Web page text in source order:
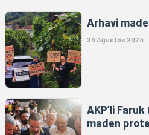
Arhavi
24 Ağustos 2024
AKP’li Faruk
maden